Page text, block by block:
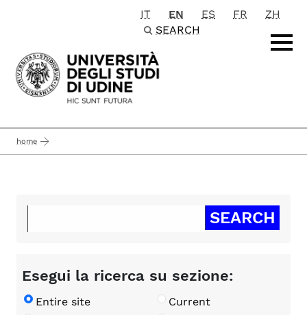
Passa al contenuto principale
IT EN ES FR
ZH
SEARCH
home
Esegui la ricerca su sezione:
Entire site
Current